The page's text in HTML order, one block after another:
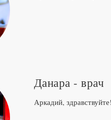
Данара - врач
Аркадий,